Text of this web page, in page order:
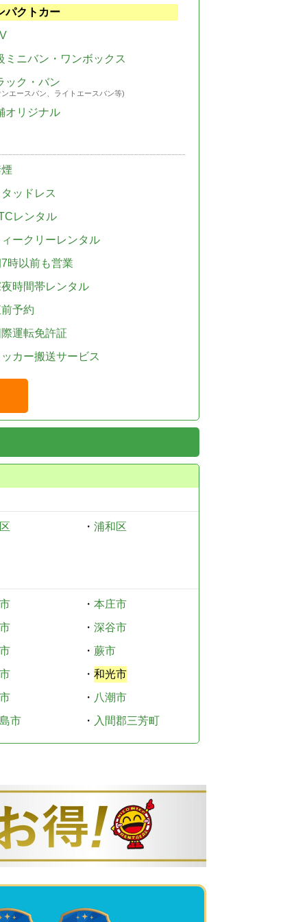
パクトカー
ミニバン・ワンボックス
ック・バン
エースバン、ライトエースバン等)
オリジナル
ッドレス
レンタル
ークリーレンタル
時以前も営業
時間帯レンタル
予約
運転免許証
カー搬送サービス
・ 浦和区
・ 本庄市
・ 深谷市
・ 蕨市
・ 和光市
・ 八潮市
市
・ 入間郡三芳町